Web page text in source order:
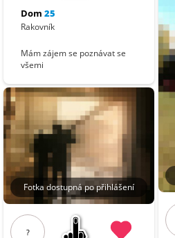
Dom 25
Rakovník
Mám zájem se poznávat se
všemi
Fotka dostupná po přihlášení
?